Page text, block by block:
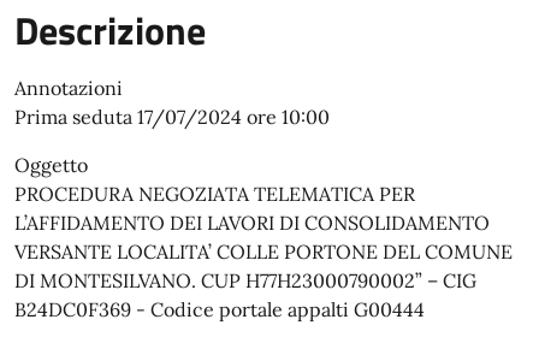
Descrizione
Annotazioni
Prima seduta 17/07/2024 ore 10:00
Oggetto
PROCEDURA NEGOZIATA TELEMATICA PER
L’AFFIDAMENTO DEI LAVORI DI CONSOLIDAMENTO
VERSANTE LOCALITA’ COLLE PORTONE DEL COMUNE
DI MONTESILVANO. CUP H77H23000790002” – CIG
B24DC0F369 - Codice portale appalti G00444